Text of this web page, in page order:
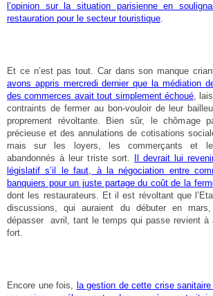
l’opinion sur la situation parisienne en
restauration pour le secteur touristique.
Et ce n’est pas tout. Car dans son manque
avons appris mercredi dernier que la médiation
des commerces avait tout simplement échoué,
contraints de fermer au bon-vouloir de leur
proprement révoltante. Bien sûr, le chômage
précieuse et des annulations de cotisations
mais sur les loyers, les commerçants et
abandonnés à leur triste sort.
Il devrait lui
législatif s’il le faut, à la négociation entre
banquiers pour un juste partage du coût de la
dont les restaurateurs. Et il est révoltant que
discussions, qui auraient du débuter en mars,
dépasser avril, tant le temps qui passe revient à
fort.
Encore une fois, la gestion de cette crise